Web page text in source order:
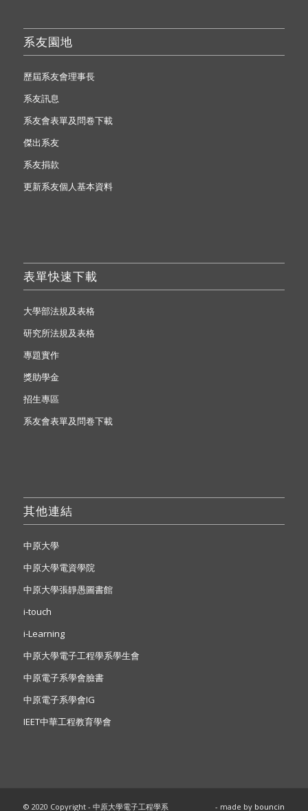
系友園地
歷屆系友會理事長
系友訊息
系友會表單及問卷下載
傑出系友
系友捐款
更新系友個人基本資料
表單快速下載
大學部法規及表格
研究所法規及表格
專題實作
獎助學金
招生專區
系友會表單及問卷下載
其他連結
中原大學
中原大學電資學院
中原大學張靜愚圖書館
i-touch
i-Learning
中原大學電子工程學系學生會
中原電子系學會臉書
中原電子系學會IG
IEET中華工程教育學會
© 2020 Copyright - 中原大學電子工程學系 - made by bouncin